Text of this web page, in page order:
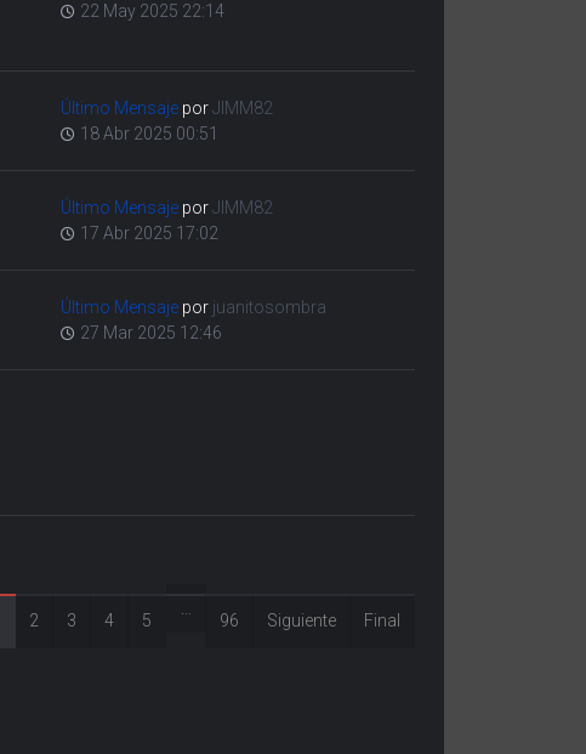
22 May 2025 22:14
Último Mensaje porJIMM82
18 Abr 2025 00:51
Último Mensaje porJIMM82
17 Abr 2025 17:02
Último Mensaje por juanitosombra
27 Mar 2025 12:46
2 3 4 5 96 Siguiente Final